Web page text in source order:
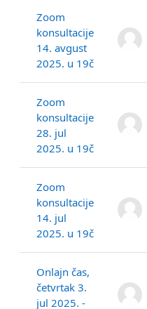
Zoom
konsultacije
14. avgust
2025. u 19č
Zoom
konsultacije
28. jul
2025. u 19č
Zoom
konsultacije
14. jul
2025. u 19č
Onlajn čas,
četvrtak 3.
jul 2025. -